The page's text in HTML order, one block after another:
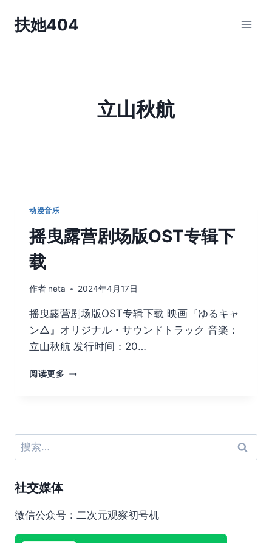
扶她404
立山秋航
动漫音乐
摇曳露营剧场版OST专辑下
载
作者 neta 2024年4月17日
摇曳露营剧场版OST专辑下载 映画『ゆるキャ
ン△』オリジナル・サウンドトラック 音楽：
立山秋航 发行时间：20…
阅读更多 摇
场
OST
载
搜
索：
社交媒体
微信公众号：二次元观察初号机